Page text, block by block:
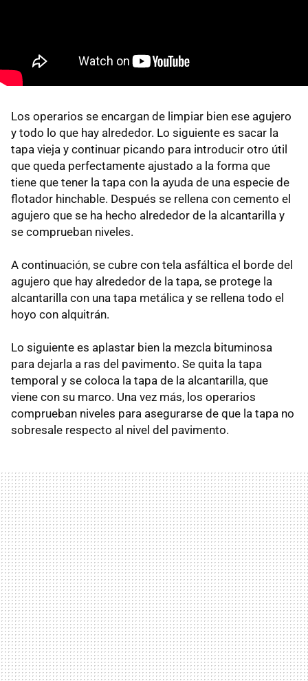
Los operarios se encargan de limpiar bien ese agujero
y todo lo que hay alrededor. Lo siguiente es sacar la
tapa vieja y continuar picando para introducir otro útil
que queda perfectamente ajustado a la forma que
tiene que tener la tapa con la ayuda de una especie de
flotador hinchable. Después se rellena con cemento el
agujero que se ha hecho alrededor de la alcantarilla y
se comprueban niveles.
A continuación, se cubre con tela asfáltica el borde del
agujero que hay alrededor de la tapa, se protege la
alcantarilla con una tapa metálica y se rellena todo el
hoyo con alquitrán.
Lo siguiente es aplastar bien la mezcla bituminosa
para dejarla a ras del pavimento. Se quita la tapa
temporal y se coloca la tapa de la alcantarilla, que
viene con su marco. Una vez más, los operarios
comprueban niveles para asegurarse de que la tapa no
sobresale respecto al nivel del pavimento.